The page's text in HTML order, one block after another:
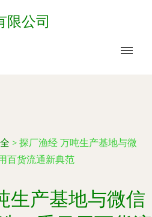
限公司
> 探厂渔经 万吨生产基地与微
百货流通新典范
生产基地与微信